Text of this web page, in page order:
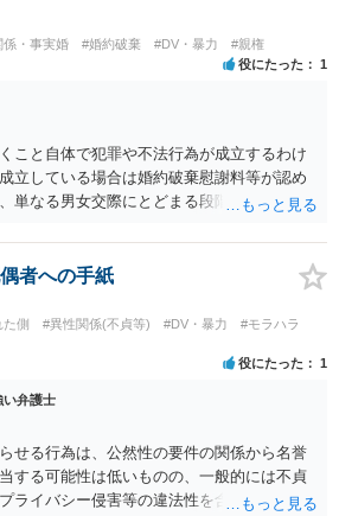
係・事実婚 #婚約破棄 #DV・暴力 #親権
役にたった 1
こと自体で犯罪や不法行為が成立するわけ
立している場合は婚約破棄慰謝料等が認め
単なる男女交際にとどまる段階の場合、独
いと思われます。 お怒りはごもっともです
ても後に相手を信頼できなくなる可能性が
で、むしろ結婚しなくてよかったと割り切
がよいと思います。
者への手紙
た側 #異性関係(不貞等) #DV・暴力
#モラハラ
役にたった 1
い弁護士
せる行為は、公然性の要件の関係から名誉
する可能性は低いものの、一般的には不貞
ライバシー侵害等の違法性を含む行為で